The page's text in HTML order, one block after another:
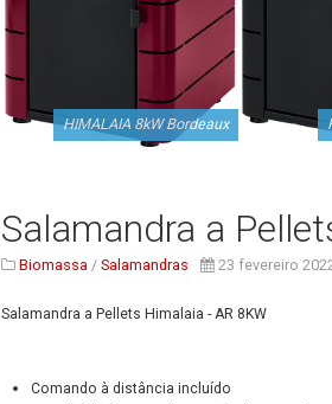
HIMALAIA 8kW Bordeaux
Salamandra a
Biomassa /Salamandras 23 fevereiro
Salamandra a Pellets Himalaia - AR 8KW
Comando à distância incluído